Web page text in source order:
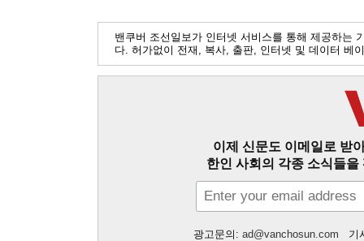
밴쿠버 조선일보가 인터넷 서비스를 통해 제공하는
다. 허가없이 전재, 복사, 출판, 인터넷 및 데이터 베
이제 신문도 이메일로 받
한인 사회의 각종 소식들
광고문의: ad@vanchosun.com 기